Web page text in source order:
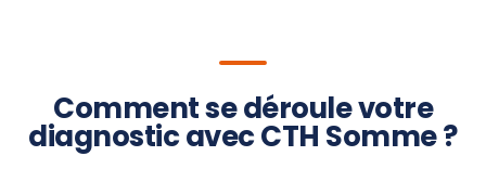
Comment se déroule votre
diagnostic avec CTH Somme ?